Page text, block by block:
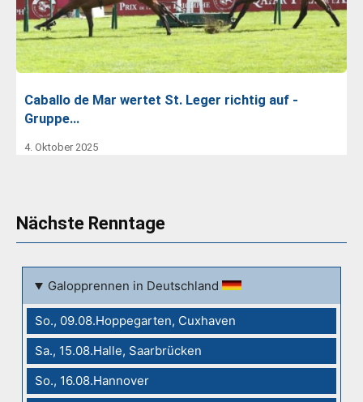
Caballo de Mar wertet St. Leger richtig auf -
Gruppe…
4. Oktober 2025
Nächste Renntage
Galopprennen in Deutschland
So., 09.08.Hoppegarten, Cuxhaven
Sa., 15.08.Halle, Saarbrücken
So., 16.08.Hannover